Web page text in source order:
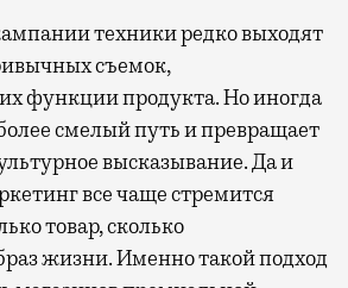
съемок,
функции продукта. Но иногда
смелый путь и превращает
высказывание. Да и
все чаще стремится
товар, сколько
жизни. Именно такой подход